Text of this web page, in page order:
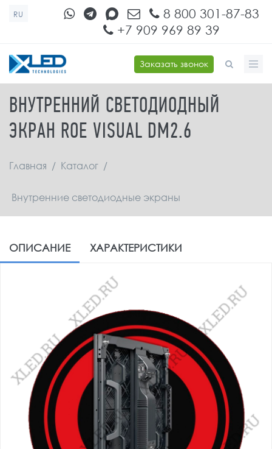
Перейти к основному содержанию
RU
8 800 301-87-83
+7 909 969 89 39
Заказать звонок
ФОРМА ПОИСКА
ВНУТРЕННИЙ СВЕТОДИОДНЫЙ
ЭКРАН ROE VISUAL DM2.6
Главная / Каталог /
Внутренние светодиодные экраны
ОПИСАНИЕ ХАРАКТЕРИСТИКИ